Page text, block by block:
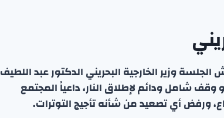
وزير الخارجية البحريني الدكتور عبد اللطيف
شامل ودائم لإطلاق النار، داعياً المجتمع
ورفض أي تصعيد من شأنه تأجيج التوترات.